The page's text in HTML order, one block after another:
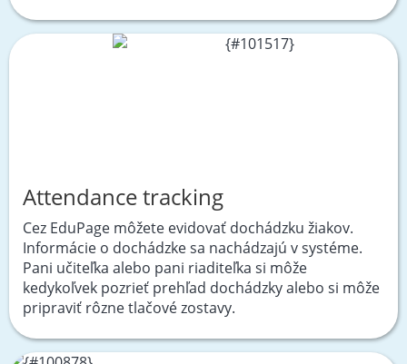
Attendance tracking
Cez EduPage môžete evidovať dochádzku žiakov.
Informácie o dochádzke sa nachádzajú v systéme.
Pani učiteľka alebo pani riaditeľka si môže
kedykoľvek pozrieť prehľad dochádzky alebo si môže
pripraviť rôzne tlačové zostavy.